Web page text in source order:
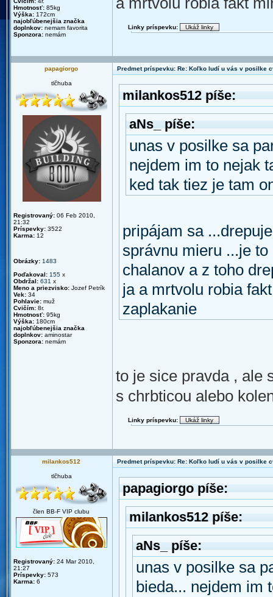
Hmotnosť: 85kg
Výška: 172cm
najobľúbenejšia značka
doplnkov: nemam favorita
Sponzora: nemám
Linky príspevku:
papagiorgo Predmet príspevku: Re: Koľko ludí u vás v posilke
tlčhuba
Registrovaný: 06 Feb 2010,
21:32
Príspevky: 3522
Karma: 12
Obrázky: 1483
Poďakoval: 155 x
Obdržal: 631 x
Meno a priezvisko: Jozef Petrík
Vek: 34
Pohlavie: muž
Cvičím: 8r.
Hmotnosť: 95kg
Výška: 180cm
najobľúbenejšia značka
doplnkov: aminostar
Sponzora: nemám
milankos512 píše:
aNs_ píše:
unas v posilke sa
nejdem im to nejak
ked tak tiez je tam
pripájam sa
správnu mieru ...je
chalanov a z toho
ja a mrtvolu robia
zaplakanie
to je sice pravda , ale
s chrbticou alebo
Linky príspevku:
milankos512 Predmet príspevku: Re: Koľko ludí u vás v posilke
tlčhuba
člen BB-F VIP clubu
Registrovaný: 24 Mar 2010,
21:27
Príspevky: 573
Karma: 6
papagiorgo píše:
milankos512 píše:
aNs_ píše:
unas v posilke sa
bieda... nejdem im